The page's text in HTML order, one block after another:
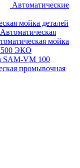
Автоматические
мойка деталей
Автоматическая
мойка
ЭКО
SAM-VM 100
промывочная